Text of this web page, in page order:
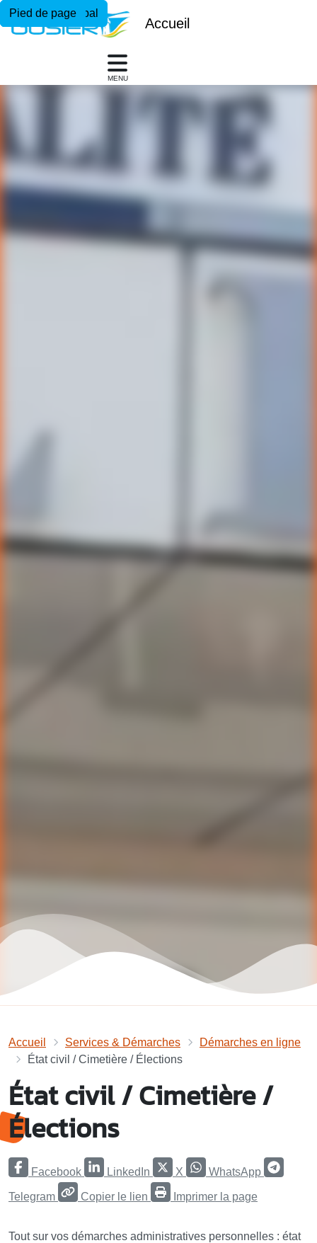
Menu principal
Contenu principal
Pied de page
Accueil
MENU
Accueil Services & Démarches
Démarches en ligne
État civil / Cimetière / Élections
État civil / Cimetière /
Élections
Facebook LinkedIn X WhatsApp
Telegram Copier le lien Imprimer la page
Tout sur vos démarches administratives personnelles : état